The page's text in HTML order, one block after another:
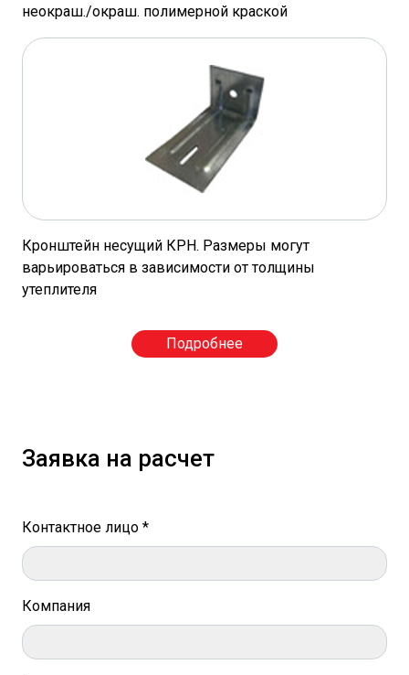
неокраш./окраш. полимерной краской
Кронштейн несущий КРН. Размеры могут
варьироваться в зависимости от толщины
утеплителя
Подробнее
Заявка на расчет
Контактное лицо *
Компания